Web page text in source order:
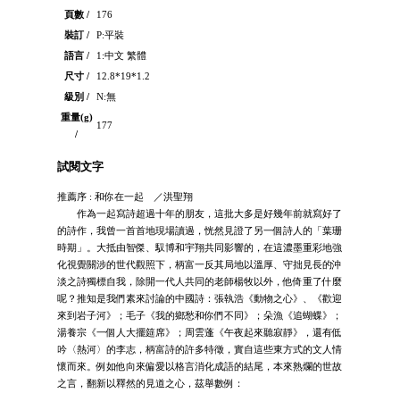
頁數 /
176
裝訂 /
P:平裝
語言 /
1:中文 繁體
尺寸 /
12.8*19*1.2
級別 /
N:無
重量(g)
/
177
試閱文字
推薦序 : 和你在一起 ／洪聖翔
作為一起寫詩超過十年的朋友，這批大多是好幾年前就寫好了
的詩作，我曾一首首地現場讀過，恍然見證了另一個詩人的「葉珊
時期」。大抵由智傑、馭博和宇翔共同影響的，在這濃墨重彩地強
化視覺關涉的世代觀照下，柄富一反其局地以溫厚、守拙見長的沖
淡之詩獨標自我，除開一代人共同的老師楊牧以外，他倚重了什麼
呢？推知是我們素來討論的中國詩：張執浩《動物之心》、《歡迎
來到岩子河》；毛子《我的鄉愁和你們不同》；朵漁《追蝴蝶》；
湯養宗《一個人大擺筵席》；周雲蓬《午夜起來聽寂靜》，還有低
吟〈熱河〉的李志，柄富詩的許多特徵，實自這些東方式的文人情
懷而來。例如他向來偏愛以格言消化成語的結尾，本來熟爛的世故
之言，翻新以釋然的見道之心，茲舉數例：